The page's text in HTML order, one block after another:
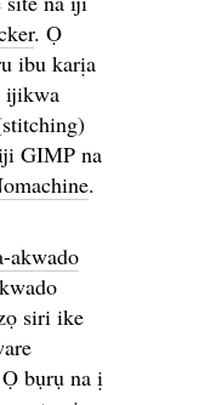
. Ọ
ibu karịa
ijikwa
GIMP na
.
akwado
siri ike
bụrụ na ị